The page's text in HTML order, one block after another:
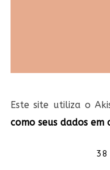
Este site utiliza o
como seus dados em